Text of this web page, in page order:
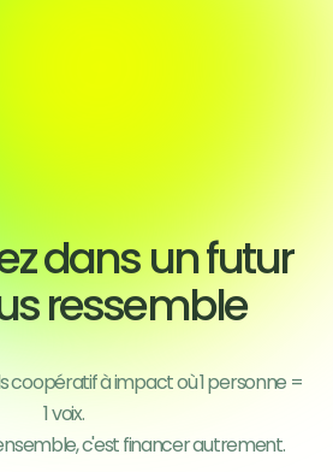
dans un futur
ressemble
coopératif à impact où 1 personne =
1 voix.
c'est financer autrement.